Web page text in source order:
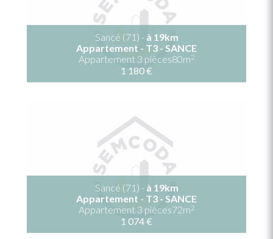
Sancé (71) - à 19km
Appartement - T3 - SANCE
Appartement 3 pièces80m2
1 180 €
Sancé (71) - à 19km
Appartement - T3 - SANCE
Appartement 3 pièces72m2
1 074 €